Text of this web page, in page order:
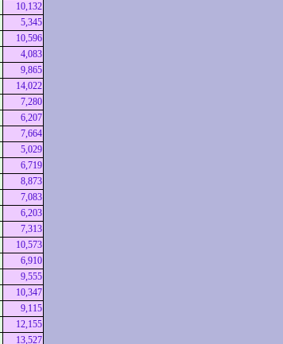
10,132
5,345
10,596
4,083
9,865
14,022
7,280
6,207
7,664
5,029
6,719
8,873
7,083
6,203
7,313
10,573
6,910
9,555
10,347
9,115
12,155
13,527